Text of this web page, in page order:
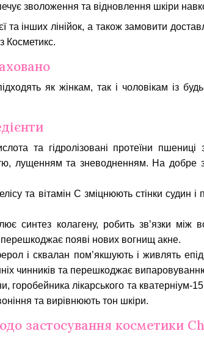
зволоження та відновлення шкіри
та інших лінійок, а також замовити
Косметикс.
як жінкам, так і чоловікам із
та гідролізовані протеїни пшениці
лущенням та зневодненням. На добре
та вітамін С зміцнюють стінки судин
синтез колагену, робить зв’язки між
перешкоджає появі нових вогнищ акне.
і сквалан пом’якшують і живлять
чинників та перешкоджає
горобейника лікарського та кватерніум-
та вирівнюють тон шкіри.
застосування косметики